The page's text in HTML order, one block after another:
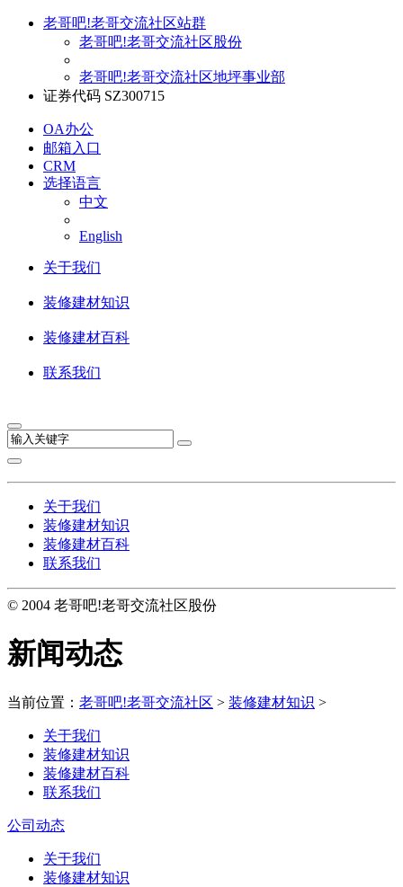
老哥吧!老哥交流社区站群
老哥吧!老哥交流社区股份
老哥吧!老哥交流社区地坪事业部
证券代码 SZ300715
OA办公
邮箱入口
CRM
选择语言
中文
English
关于我们
装修建材知识
装修建材百科
联系我们
关于我们
装修建材知识
装修建材百科
联系我们
© 2004 老哥吧!老哥交流社区股份
新闻动态
当前位置： 老哥吧!老哥交流社区 > 装修建材知识 >
关于我们
装修建材知识
装修建材百科
联系我们
公司动态
关于我们
装修建材知识